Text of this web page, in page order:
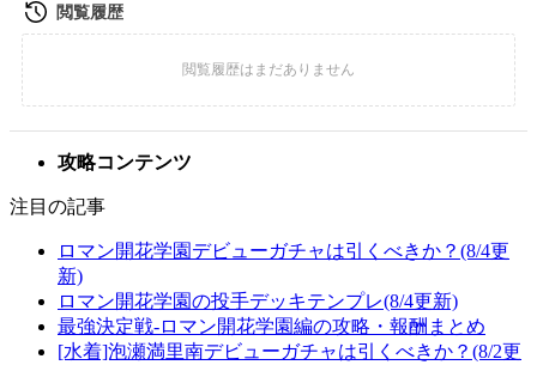
攻略コンテンツ
注目の記事
ロマン開花学園デビューガチャは引くべきか？(8/4更
新)
ロマン開花学園の投手デッキテンプレ(8/4更新)
最強決定戦-ロマン開花学園編の攻略・報酬まとめ
[水着]泡瀬満里南デビューガチャは引くべきか？(8/2更